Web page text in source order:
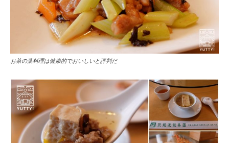
お茶の葉料理は健康的でおいしいと評判だ